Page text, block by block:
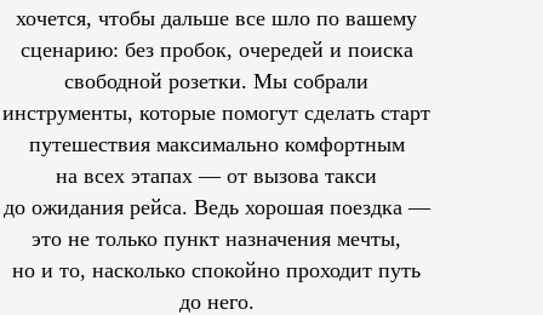
хочется, чтобы дальше все шло по вашему
сценарию: без пробок, очередей и поиска
свободной розетки. Мы собрали
инструменты, которые помогут сделать старт
путешествия максимально комфортным
на всех этапах — от вызова такси
до ожидания рейса. Ведь хорошая поездка —
это не только пункт назначения мечты,
но и то, насколько спокойно проходит путь
до него.